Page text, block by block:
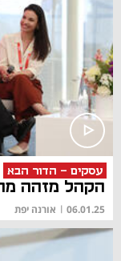
עסקים - הדור הבא
הקהל מזהה
06.01.25
| אורנה יפת